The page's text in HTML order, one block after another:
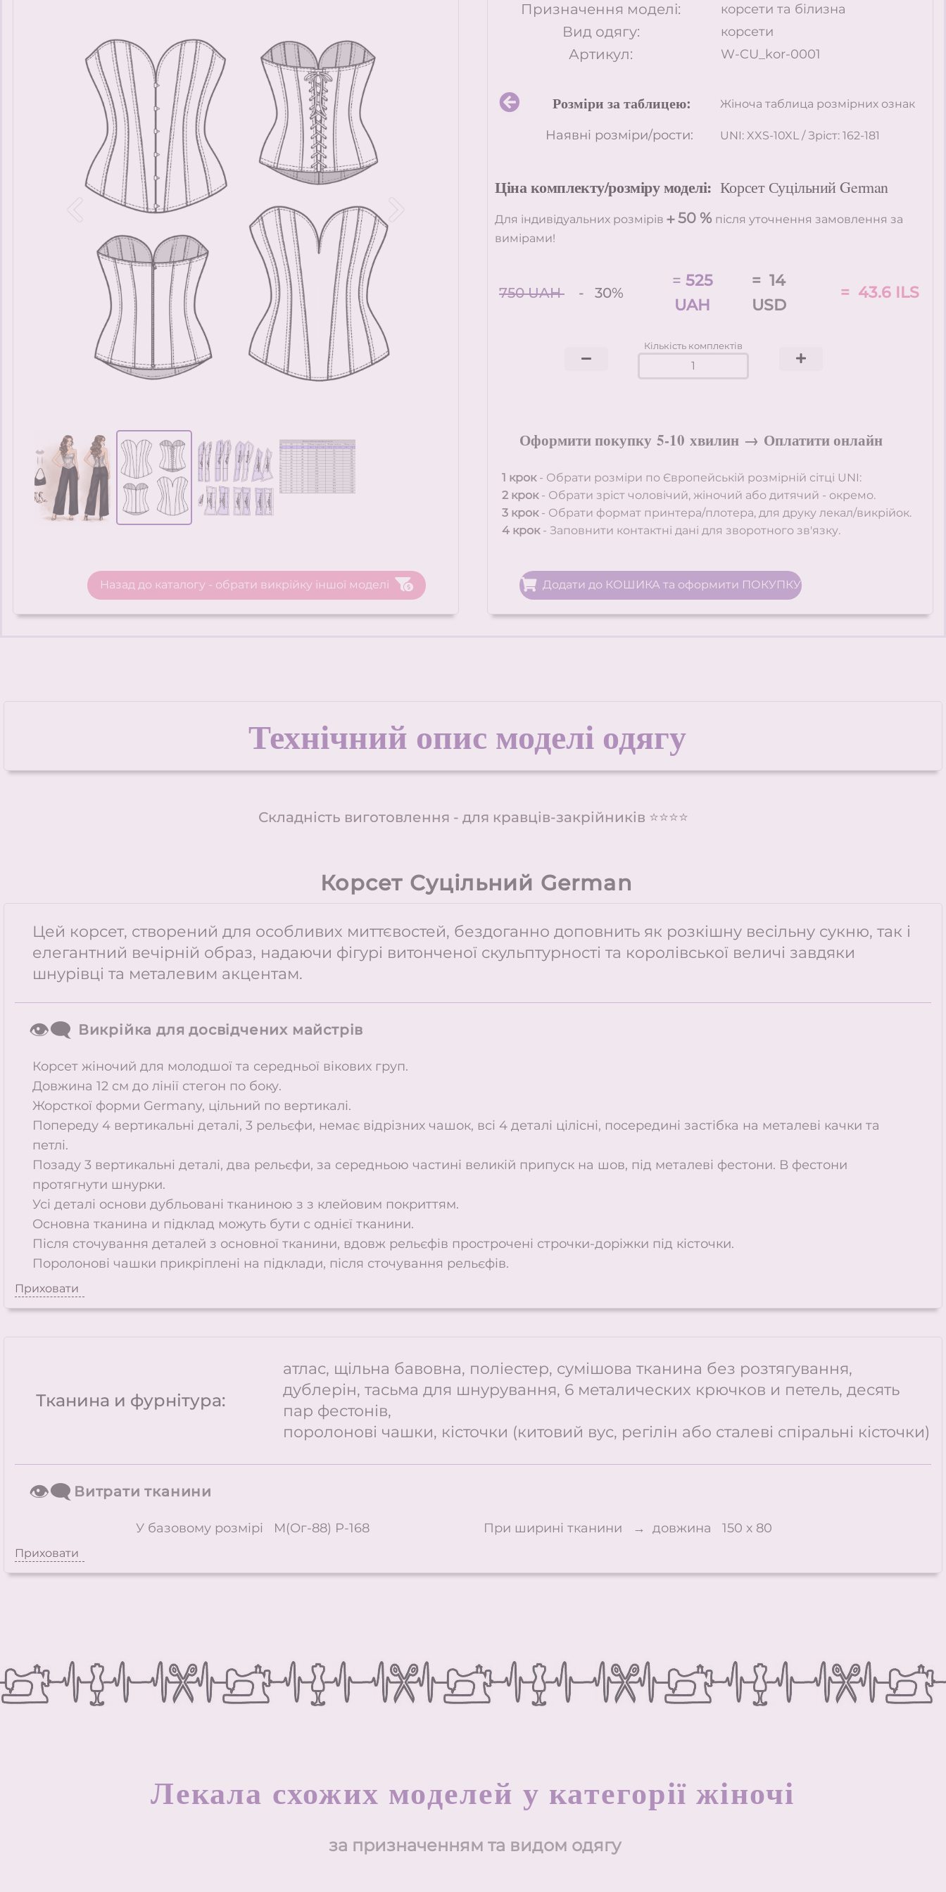
Назад до каталогу - обрати викрійку іншої моделі
Призначення моделі: корсети та білизна
Вид одягу: корсети
Артикул: W-CU_kor-0001
Розміри за таблицею: Жіноча таблица розмірних ознак
Наявні розміри/рости: UNI: XXS-10XL / Зріст: 162-181
Ціна комплекту/розміру моделі: Корсет Суцільний German
Для індивідуальних розмірів ➕ 50 % після уточнення замовлення за
вимірами!
750 UAH - 30%
= 525
UAH
= 14
USD
= 43.6 ILS
Кількість комплектів
Оформитипокупку 5-10 хвилин → Оплатити онлайн
1 крок- Обрати розміри по Європейській розмірній сітці UNI:
2 крок- Обрати зріст чоловічий, жіночий або дитячий - окремо.
3 крок- Обрати формат принтера/плотера, для друку лекал/викрійок.
4 крок- Заповнити контактні дані для зворотного зв'язку.
Додати до КОШИКА та оформити ПОКУПКУ
Технічний опис моделі одягу
Складність виготовлення - для кравців-закрійників ⭐⭐⭐⭐
Корсет Суцільний German
Цей корсет, створений для особливих миттєвостей, бездоганно доповнить як розкішну весільну сукню, так і
елегантний вечірній образ, надаючи фігурі витонченої скульптурності та королівської величі завдяки
шнурівці та металевим акцентам.
👁️‍🗨️ Викрійка для досвідчених майстрів
Корсет жіночий для молодшої та середньої вікових груп.
Довжина 12 см до лінії стегон по боку.
Жорсткої форми Germany, цільний по вертикалі.
Попереду 4 вертикальні деталі, 3 рельєфи, немає відрізних чашок, всі 4 деталі цілісні, посередині застібка на металеві качки та
петлі.
Позаду 3 вертикальні деталі, два рельєфи, за середньою частині великій припуск на шов, під металеві фестони. В фестони
протягнути шнурки.
Усі деталі основи дубльовані тканиною з з клейовим покриттям.
Основна тканина и підклад можуть бути с однієї тканини.
Після сточування деталей з основної тканини, вдовж рельєфів прострочені строчки-доріжки під кісточки.
Поролонові чашки прикріплені на підклади, після сточування рельєфів.
Приховати
Тканина и фурнітура:
атлас, щільна бавовна, поліестер, сумішова тканина без розтягування,
дублерін, тасьма для шнурування, 6 металических крючков и петель, десять
пар фестонів,
поролонові чашки, кісточки (китовий вус, регілін або сталеві спіральні кісточки)
👁️‍🗨️ Витрати тканини
У базовому розмірі M(Ог-88) Р-168 При ширині тканини → довжина 150 х 80
Приховати
Лекала схожих моделей у категорії жіночі
за призначенням та видом одягу